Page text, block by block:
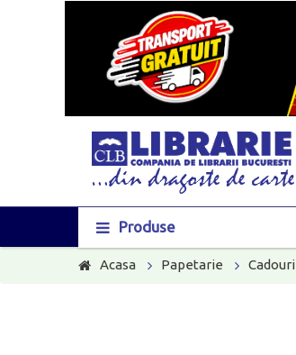
Produse
Acasa Papetarie Cadouri